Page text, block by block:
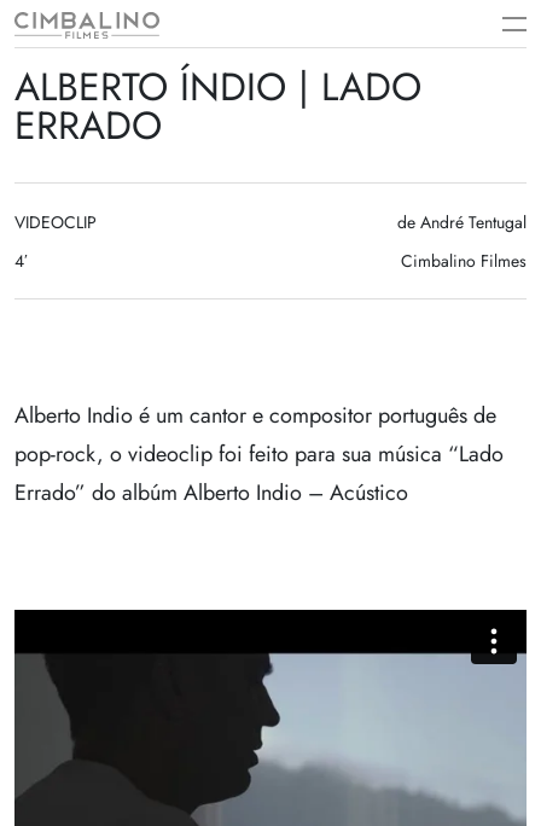
Skip
content
ALBERTO ÍNDIO | LADO
ERRADO
VIDEOCLIP
4′
de André Tentugal
Cimbalino Filmes
Alberto Indio é um cantor e compositor português de
pop-rock, o videoclip foi feito para sua música “Lado
Errado” do albúm Alberto Indio – Acústico